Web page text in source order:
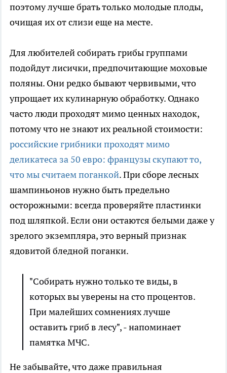
поэтому лучше брать только молодые плоды,
очищая их от слизи еще на месте.
Для любителей собирать грибы группами
подойдут лисички, предпочитающие моховые
поляны. Они редко бывают червивыми, что
упрощает их кулинарную обработку. Однако
часто люди проходят мимо ценных находок,
потому что не знают их реальной стоимости:
российские грибники проходят мимо
деликатеса за 50 евро: французы скупают то,
что мы считаем поганкой. При сборе лесных
шампиньонов нужно быть предельно
осторожными: всегда проверяйте пластинки
под шляпкой. Если они остаются белыми даже у
зрелого экземпляра, это верный признак
ядовитой бледной поганки.
"Собирать нужно только те виды, в
которых вы уверены на сто процентов.
При малейших сомнениях лучше
оставить гриб в лесу", - напоминает
памятка МЧС.
Не забывайте, что даже правильная